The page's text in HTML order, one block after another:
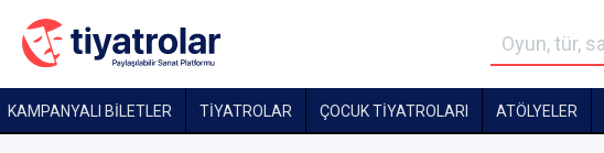
KAMPANYALI BİLETLER TİYATROLAR ÇOCUK TIYATROLARI ATÖLYELER